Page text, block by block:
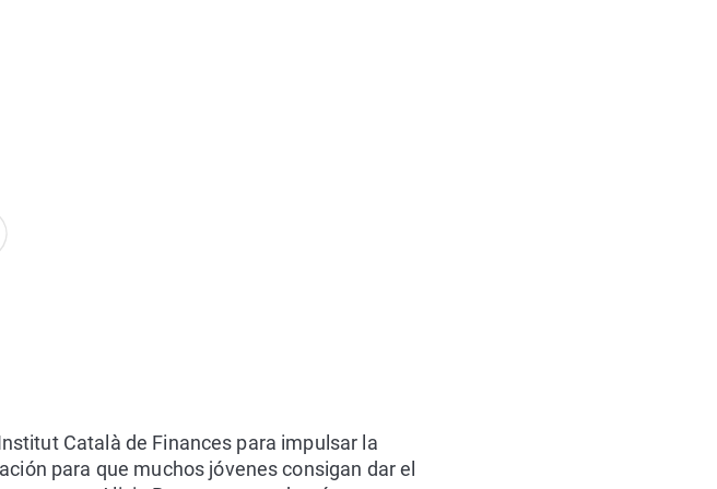
Català de Finances para impulsar la
para que muchos jóvenes consigan dar el